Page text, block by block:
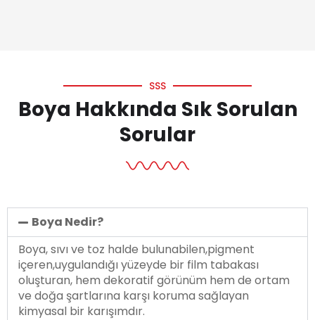
SSS
Boya Hakkında Sık Sorulan
Sorular
Boya Nedir?
Boya, sıvı ve toz halde bulunabilen,pigment
içeren,uygulandığı yüzeyde bir film tabakası
oluşturan, hem dekoratif görünüm hem de ortam
ve doğa şartlarına karşı koruma sağlayan
kimyasal bir karışımdır.